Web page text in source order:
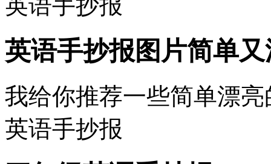
英语手抄报图片简单
我给你推荐一些简单漂
英语手抄报